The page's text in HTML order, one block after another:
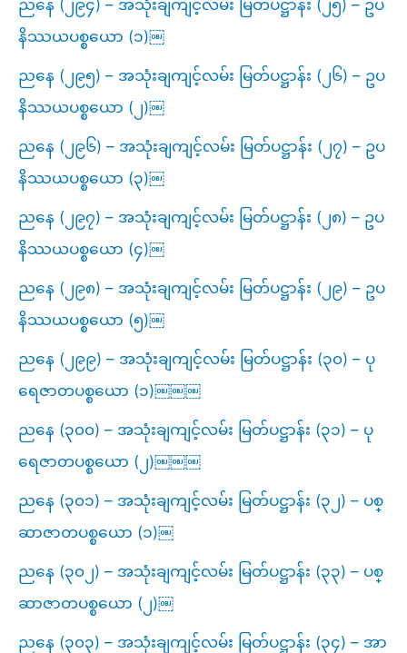
ညနေ (၂၉၄) – အသုံးချကျင့်လမ်း မြတ်ပဋ္ဌာန်း (၂၅) – ဥပ
နိဿယပစ္စယော (၁)￼
ညနေ (၂၉၅) – အသုံးချကျင့်လမ်း မြတ်ပဋ္ဌာန်း (၂၆) – ဥပ
နိဿယပစ္စယော (၂)￼
ညနေ (၂၉၆) – အသုံးချကျင့်လမ်း မြတ်ပဋ္ဌာန်း (၂၇) – ဥပ
နိဿယပစ္စယော (၃)￼
ညနေ (၂၉၇) – အသုံးချကျင့်လမ်း မြတ်ပဋ္ဌာန်း (၂၈) – ဥပ
နိဿယပစ္စယော (၄)￼
ညနေ (၂၉၈) – အသုံးချကျင့်လမ်း မြတ်ပဋ္ဌာန်း (၂၉) – ဥပ
နိဿယပစ္စယော (၅)￼
ညနေ (၂၉၉) – အသုံးချကျင့်လမ်း မြတ်ပဋ္ဌာန်း (၃၀) – ပု
ရေဇာတပစ္စယော (၁)￼￼￼
ညနေ (၃၀၀) – အသုံးချကျင့်လမ်း မြတ်ပဋ္ဌာန်း (၃၁) – ပု
ရေဇာတပစ္စယော (၂)￼￼￼
ညနေ (၃၀၁) – အသုံးချကျင့်လမ်း မြတ်ပဋ္ဌာန်း (၃၂) – ပစ္
ဆာဇာတပစ္စယော (၁)￼
ညနေ (၃၀၂) – အသုံးချကျင့်လမ်း မြတ်ပဋ္ဌာန်း (၃၃) – ပစ္
ဆာဇာတပစ္စယော (၂)￼
ညနေ (၃၀၃) – အသုံးချကျင့်လမ်း မြတ်ပဋ္ဌာန်း (၃၄) – အာ